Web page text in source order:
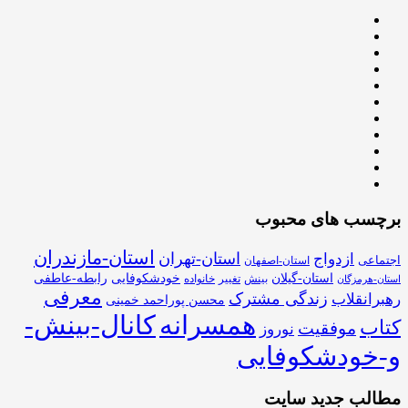
برچسب های محبوب
اجتماعی ازدواج استان-اصفهان استان-تهران استان-مازندران
استان-هرمزگان استان-گیلان بینش تغییر خانواده خودشکوفایی رابطه-عاطفی
رهبرانقلاب زندگی مشترک محسن پوراحمد خمینی معرفی
کتاب موفقیت نوروز همسرانهکانال-بینش-
و-خودشکوفایی
مطالب جدید سایت